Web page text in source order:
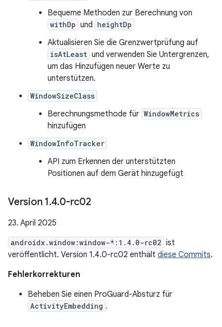
Bequeme Methoden zur Berechnung von
withDp und heightDp
Aktualisieren Sie die Grenzwertprüfung auf
isAtLeast und verwenden Sie Untergrenzen,
um das Hinzufügen neuer Werte zu
unterstützen.
WindowSizeClass
Berechnungsmethode für WindowMetrics
hinzufügen
WindowInfoTracker
API zum Erkennen der unterstützten
Positionen auf dem Gerät hinzugefügt
Version 1.4.0-rc02
23. April 2025
androidx.window:window-*:1.4.0-rc02 ist
veröffentlicht. Version 1.4.0-rc02 enthält diese Commits.
Fehlerkorrekturen
Beheben Sie einen ProGuard-Absturz für
ActivityEmbedding .